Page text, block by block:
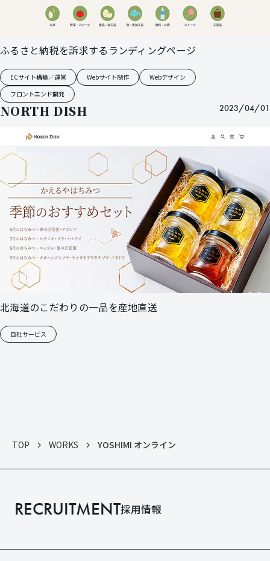
ふるさと納税を訴求するランディングページ
ECサイト構築／運営 Webサイト制作
Webデザイン
フロントエンド開発
NORTH DISH 2023/04/01
北海道のこだわりの一品を産地直送
自社サービス
TOP WORKS YOSHIMI オンライン
RECRUITMENT採用情報